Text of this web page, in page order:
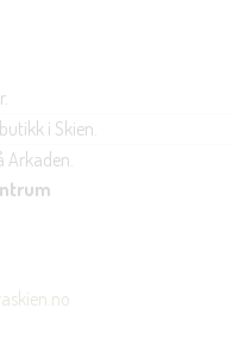
i Skien.
Arkaden.